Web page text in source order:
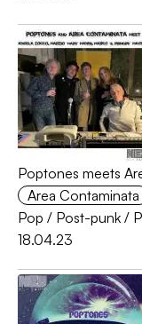
Poptones meets
Area Contaminata
Pop / Post-punk /
18.04.23